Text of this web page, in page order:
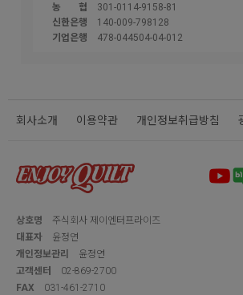
농협301-0114-9158-81
신한은행
140-009-798128
기업은행
478-044504-04-012
회사소개 이용약관 개인정보취급방침
상호명
주식회사 제이엔터프라이즈
대표자
윤정연
개인정보관리
윤정연
고객센터
02-869-2700
FAX
031-461-2710